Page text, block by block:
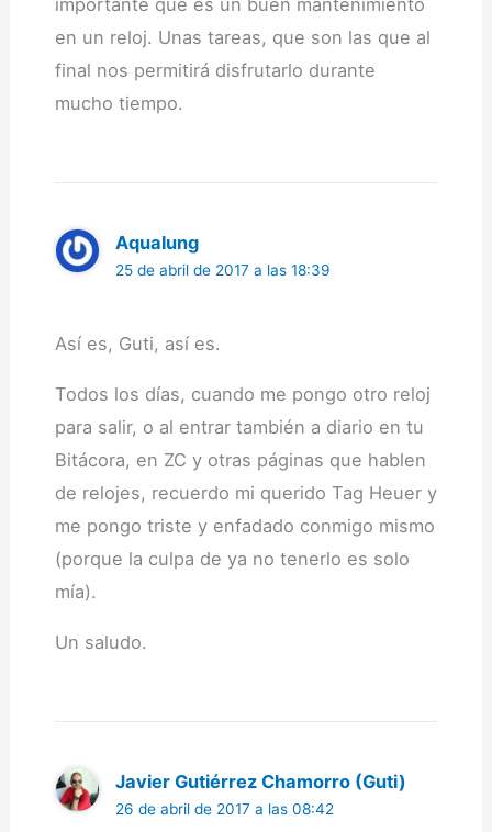
en un reloj. Unas tareas, que son las que al
final nos permitirá disfrutarlo durante
mucho tiempo.
Aqualung
25 de abril de 2017 a las 18:39
Así es, Guti, así es.
Todos los días, cuando me pongo otro reloj
para salir, o al entrar también a diario en tu
Bitácora, en ZC y otras páginas que hablen
de relojes, recuerdo mi querido Tag Heuer y
me pongo triste y enfadado conmigo mismo
(porque la culpa de ya no tenerlo es solo
mía).
Un saludo.
Javier Gutiérrez Chamorro (Guti)
26 de abril de 2017 a las 08:42